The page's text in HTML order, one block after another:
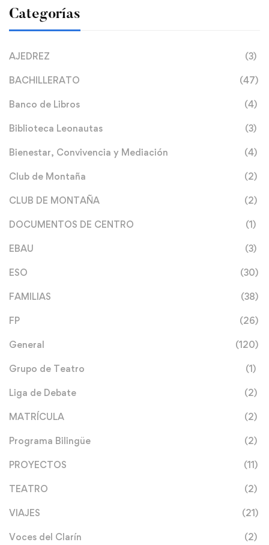
Categorías
AJEDREZ (3)
BACHILLERATO (47)
Banco de Libros (4)
Biblioteca Leonautas (3)
Bienestar, Convivencia y Mediación (4)
Club de Montaña (2)
CLUB DE MONTAÑA (2)
DOCUMENTOS DE CENTRO (1)
EBAU (3)
ESO (30)
FAMILIAS (38)
FP (26)
General (120)
Grupo de Teatro (1)
Liga de Debate (2)
MATRÍCULA (2)
Programa Bilingüe (2)
PROYECTOS (11)
TEATRO (2)
VIAJES (21)
Voces del Clarín (2)